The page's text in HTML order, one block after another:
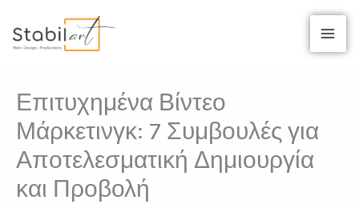
στο
Επιτυχημένα Βίντεο
Μάρκετινγκ: 7 Συμβουλές για
Αποτελεσματική Δημιουργία
και Προβολή